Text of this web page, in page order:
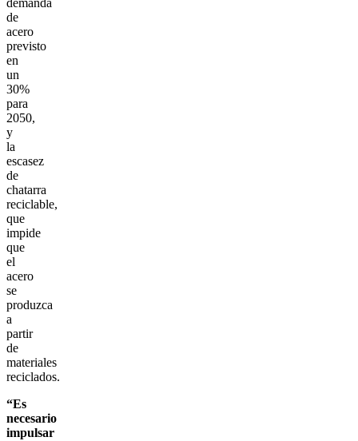
demanda
de
acero
previsto
en
un
30%
para
2050,
y
la
escasez
de
chatarra
reciclable,
que
impide
que
el
acero
se
produzca
a
partir
de
materiales
reciclados.
“Es
necesario
impulsar